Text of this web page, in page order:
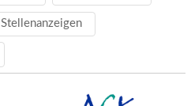
Stellenanzeigen